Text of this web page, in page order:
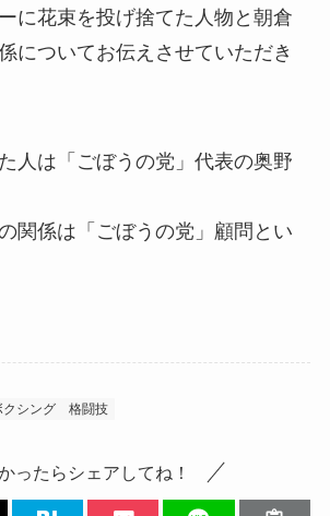
に花束を投げ捨てた人物と朝倉
についてお伝えさせていただき
人は「ごぼうの党」代表の奥野
関係は「ごぼうの党」顧問とい
クシング 格闘技
ったらシェアしてね！